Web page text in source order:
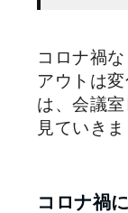
コロナ禍
アウトは
は、会議
見ていきま
コロナ禍